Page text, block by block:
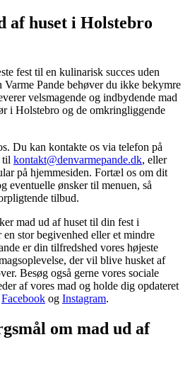
af huset i Holstebro
fest til en kulinarisk succes uden
Pande behøver du ikke bekymre
velsmagende og indbydende mad
i Holstebro og de omkringliggende
Du kan kontakte os via telefon på
til kontakt@denvarmepande.dk, eller
på hjemmesiden. Fortæl os om dit
eventuelle ønsker til menuen, så
tilbud.
mad ud af huset til din fest i
stor begivenhed eller et mindre
er din tilfredshed vores højeste
der vil blive husket af
Besøg også gerne vores sociale
af vores mad og holde dig opdateret
Facebook og Instagram.
om mad ud af